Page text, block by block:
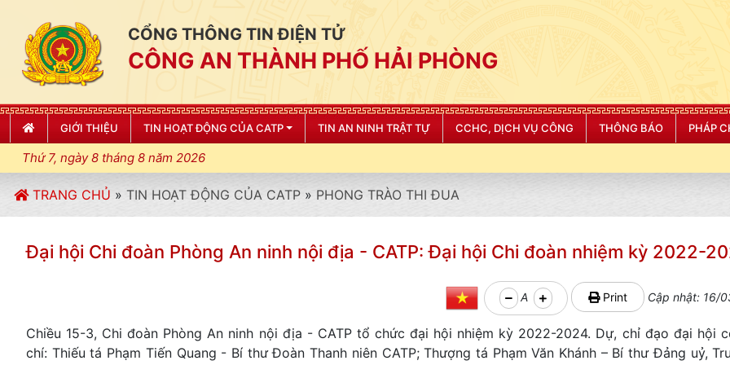
CỔNG THÔNG TIN ĐIỆN TỬ
CÔNG AN THÀNH PHỐ HẢI PHÒNG
GIỚI THIỆU TIN HOẠT ĐỘNG CỦA CATP TIN AN NINH TRẬT TỰ CCHC, DỊCH VỤ CÔNG THÔNG BÁO PHÁP
Thứ 7, ngày 8 tháng 8 năm 2026
TRANG CHỦ » TIN HOẠT ĐỘNG CỦA CATP » PHONG TRÀO THI ĐUA
Đại hội Chi đoàn Phòng An ninh nội địa - CATP: Đại hội Chi đoàn nhiệm kỳ 2022-
A Print Cập nhật: 16/
Chiều 15-3, Chi đoàn Phòng An ninh nội địa - CATP tổ chức đại hội nhiệm kỳ 2022-2024. Dự, chỉ đạo đại hội
chí: Thiếu tá Phạm Tiến Quang - Bí thư Đoàn Thanh niên CATP; Thượng tá Phạm Văn Khánh – Bí thư Đảng uỷ,